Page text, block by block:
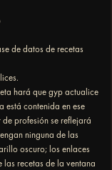
de datos de recetas
hará que gyp actualice
está contenida en ese
profesión se reflejará
ninguna de las
oscuro; los enlaces
recetas de la ventana